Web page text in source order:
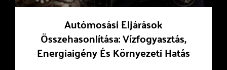
Autómosási Eljárások
Összehasonlítása: Vízfogyasztás,
Energiaigény És Környezeti Hatás